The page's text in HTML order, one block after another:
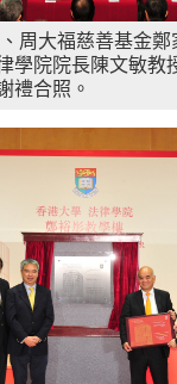
周大福慈善基金鄭
學院院長陳文敏教
禮合照。